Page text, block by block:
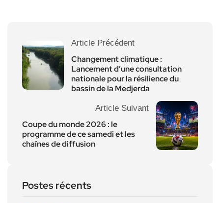
Article Précédent
Changement climatique :
Lancement d’une consultation
nationale pour la résilience du
bassin de la Medjerda
Article Suivant
Coupe du monde 2026 : le
programme de ce samedi et les
chaînes de diffusion
Postes récents